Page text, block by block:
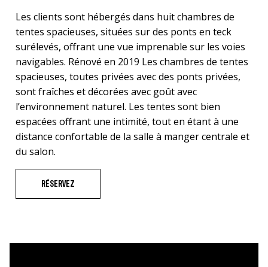
Les clients sont hébergés dans huit chambres de
tentes spacieuses, situées sur des ponts en teck
surélevés, offrant une vue imprenable sur les voies
navigables. Rénové en 2019 Les chambres de tentes
spacieuses, toutes privées avec des ponts privées,
sont fraîches et décorées avec goût avec
l’environnement naturel. Les tentes sont bien
espacées offrant une intimité, tout en étant à une
distance confortable de la salle à manger centrale et
du salon.
RÉSERVEZ